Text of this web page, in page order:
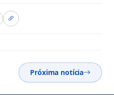
Próxima notícia